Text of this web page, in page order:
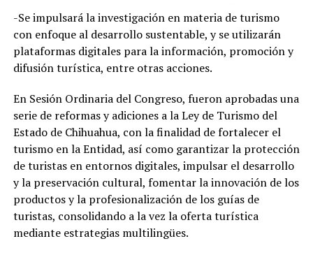
-Se impulsará la investigación en materia de turismo
con enfoque al desarrollo sustentable, y se utilizarán
plataformas digitales para la información, promoción y
difusión turística, entre otras acciones.
En Sesión Ordinaria del Congreso, fueron aprobadas una
serie de reformas y adiciones a la Ley de Turismo del
Estado de Chihuahua, con la finalidad de fortalecer el
turismo en la Entidad, así como garantizar la protección
de turistas en entornos digitales, impulsar el desarrollo
y la preservación cultural, fomentar la innovación de los
productos y la profesionalización de los guías de
turistas, consolidando a la vez la oferta turística
mediante estrategias multilingües.